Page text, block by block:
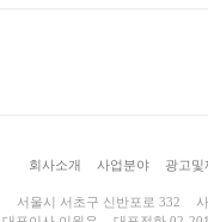
회사소개 사업분야 광고및
서울시 서초구 신반포로 332